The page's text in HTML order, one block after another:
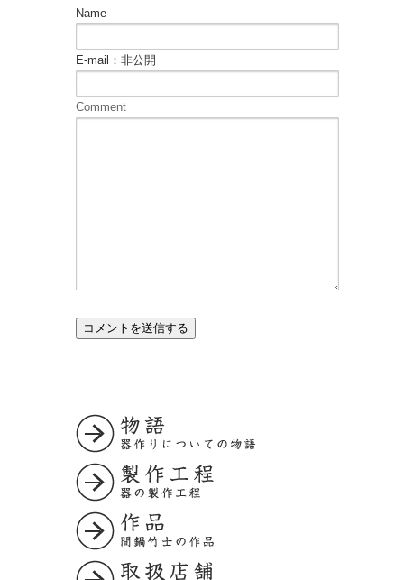
Name
E-mail：非公開
Comment